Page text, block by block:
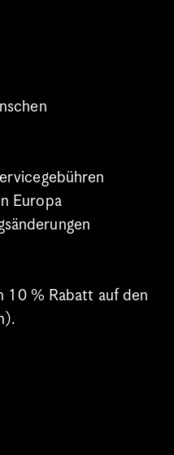
Europa
10 % Rabatt auf den